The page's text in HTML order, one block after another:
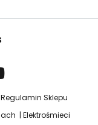
Regulamin Sklepu
Elektrośmieci